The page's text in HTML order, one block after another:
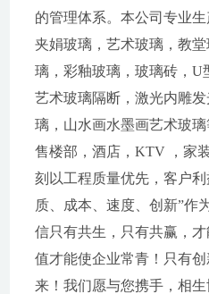
的管理体系。本公司专业
夹娟玻璃，艺术玻璃，教
璃，彩釉玻璃，玻璃砖，U
艺术玻璃隔断，激光内雕
璃，山水画水墨画艺术玻
售楼部，酒店，KTV ，家
刻以工程质量优先，客户
质、成本、速度、创新”作
信只有共生，只有共赢，
值才能使企业常青！只有
来！我们愿与您携手，相生